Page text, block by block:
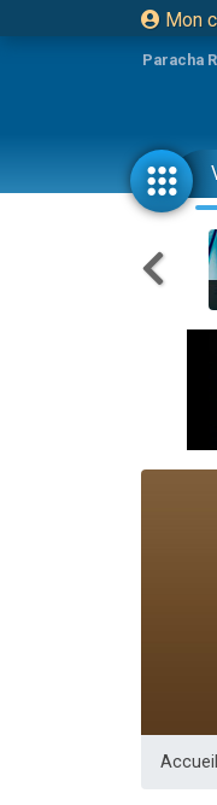
Mon
Paracha
Accueil